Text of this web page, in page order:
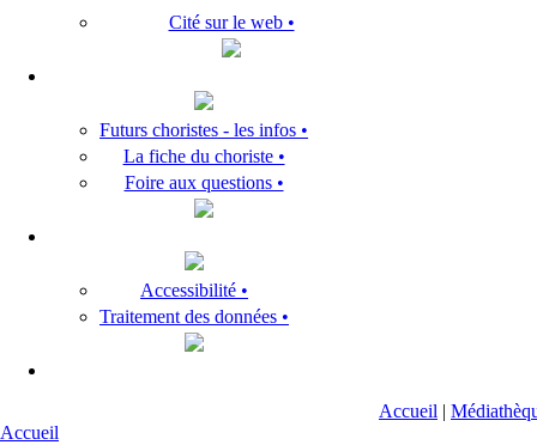
Cité sur le web •
Futurs choristes - les infos •
La fiche du choriste •
Foire aux questions •
Accessibilité •
Traitement des données •
Accueil |
Accueil